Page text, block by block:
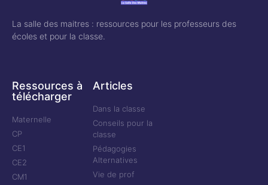
La salle des maitres : ressources pour les professeurs des
écoles et pour la classe.
Ressources à
télécharger
Maternelle
CP
CE1
CE2
CM1
Articles
Dans la classe
Conseils pour la
classe
Pédagogies
Alternatives
Vie de prof